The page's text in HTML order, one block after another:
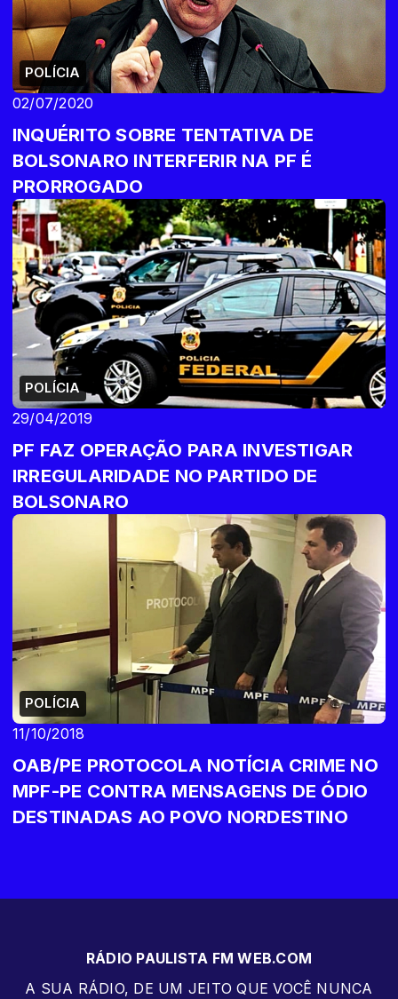
POLÍCIA
02/07/2020
INQUÉRITO SOBRE TENTATIVA DE
BOLSONARO INTERFERIR NA PF É
PRORROGADO
POLÍCIA
29/04/2019
PF FAZ OPERAÇÃO PARA INVESTIGAR
IRREGULARIDADE NO PARTIDO DE
BOLSONARO
POLÍCIA
11/10/2018
OAB/PE PROTOCOLA NOTÍCIA CRIME NO
MPF-PE CONTRA MENSAGENS DE ÓDIO
DESTINADAS AO POVO NORDESTINO
RÁDIO PAULISTA FM WEB.COM
A SUA RÁDIO, DE UM JEITO QUE VOCÊ NUNCA